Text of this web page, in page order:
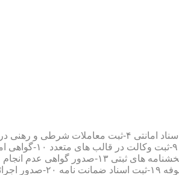
۶-ثبت معاملات اموال غیر منقول